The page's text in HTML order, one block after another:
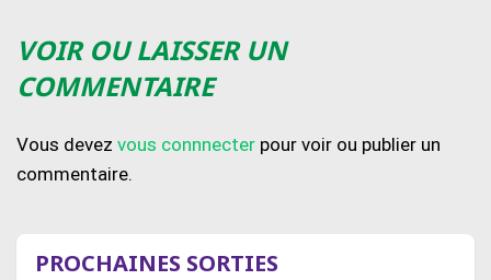
VOIR OU LAISSER UN
COMMENTAIRE
Vous devez vous connnecter pour voir ou publier un
commentaire.
PROCHAINES SORTIES